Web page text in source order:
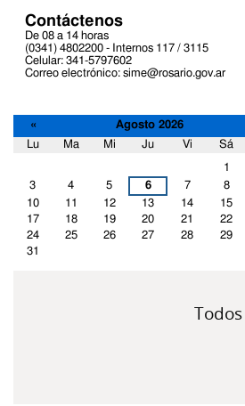
Contáctenos
De 08 a 14 horas
(0341) 4802200 - Internos 117 / 3115
Celular: 341-5797602
Correo electrónico: sime@rosario.gov.ar
« Agosto 2026
Lu Ma Mi Ju Vi Sá
1
3
4 5 6 7 8
10
11 12 13 14 15
17
18 19 20 21 22
24
25 26 27 28 29
31